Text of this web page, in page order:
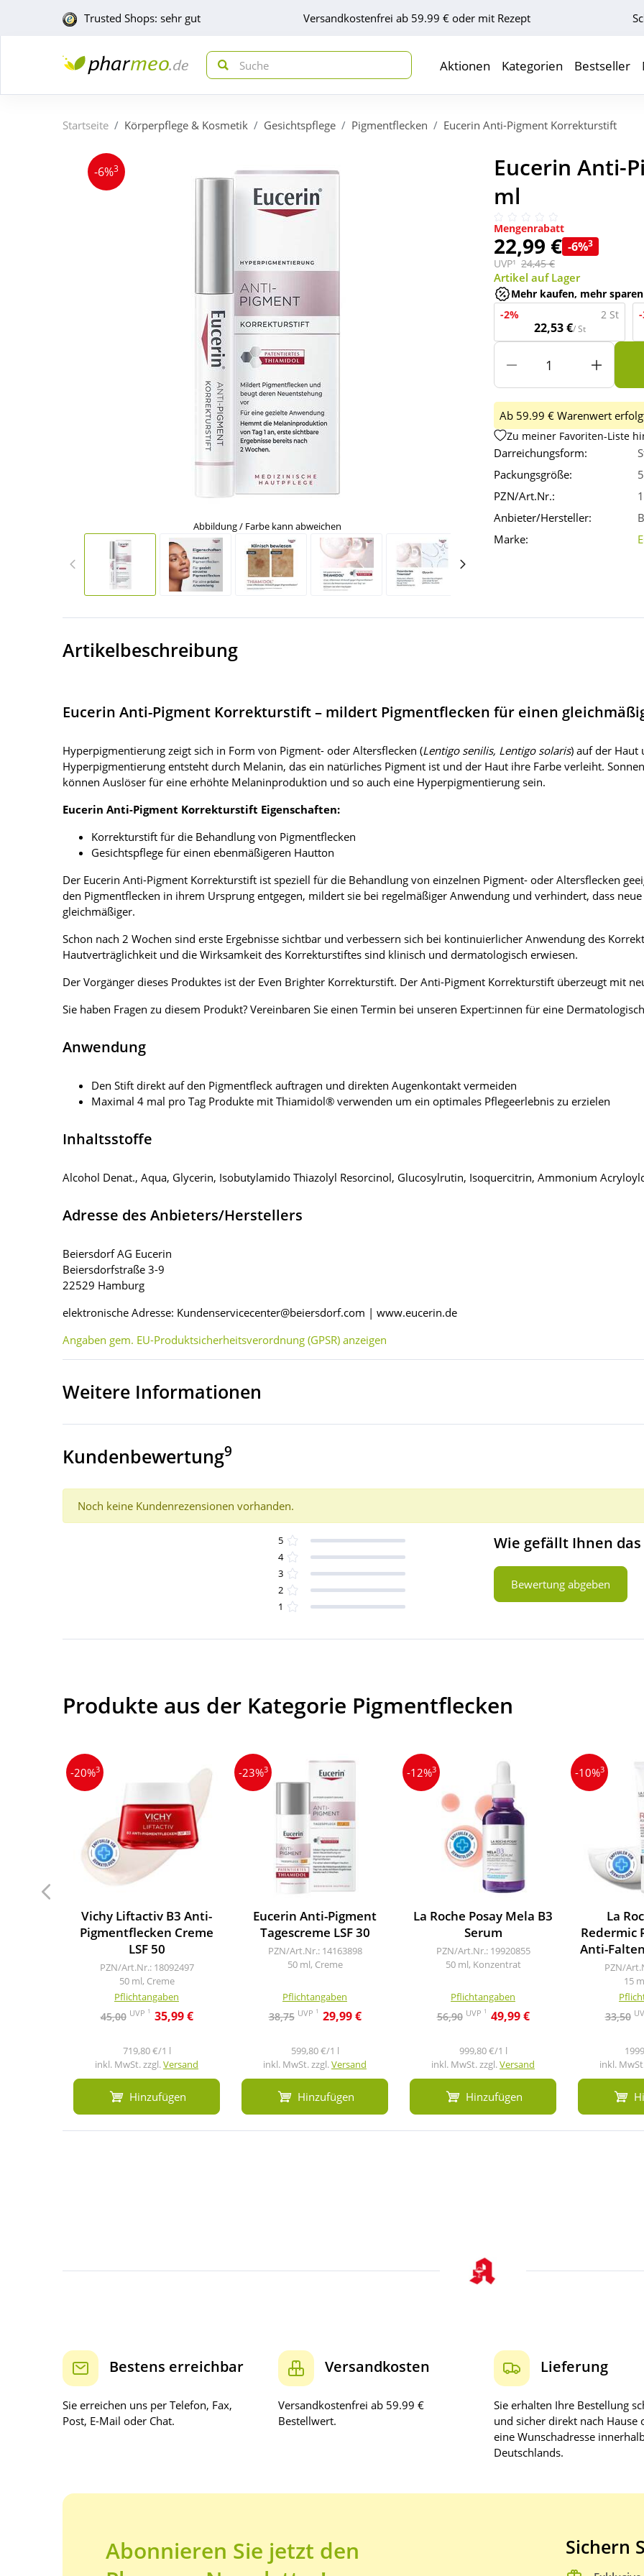
Trusted Shops: sehr gut Versandkostenfrei ab 59.99 € oder mit Rezept
Aktionen Kategorien Bestseller
Startseite Körperpflege & Kosmetik Gesichtspflege Pigmentflecken Eucerin Anti-Pigment Korrekturstift
-6%3
Abbildung / Farbe kann abweichen
Eucerin Anti-
ml
Mengenrabatt
22,99 € -6%3
UVP¹ 24,45 €
Artikel auf Lager
Mehr kaufen, mehr sparen
-2%
2 St
22,53 €/ St
Ab 59.99 € Warenwert
Zu meiner Favoriten-Liste
Darreichungsform:
Packungsgröße:
PZN/Art.Nr.:
Anbieter/Hersteller:
Marke:
Artikelbeschreibung
Eucerin Anti-Pigment Korrekturstift – mildert Pigmentflecken für einen
Hyperpigmentierung zeigt sich in Form von Pigment- oder Altersflecken (Lentigo senilis, Lentigo solaris) auf der Haut
Hyperpigmentierung entsteht durch Melanin, das ein natürliches Pigment ist und der Haut ihre Farbe verleiht.
können Auslöser für eine erhöhte Melaninproduktion und so auch eine Hyperpigmentierung sein.
Eucerin Anti-Pigment Korrekturstift Eigenschaften:
Korrekturstift für die Behandlung von Pigmentflecken
Gesichtspflege für einen ebenmäßigeren Hautton
Der Eucerin Anti-Pigment Korrekturstift ist speziell für die Behandlung von einzelnen Pigment- oder Altersflecken
den Pigmentflecken in ihrem Ursprung entgegen, mildert sie bei regelmäßiger Anwendung und verhindert, dass
gleichmäßiger.
Schon nach 2 Wochen sind erste Ergebnisse sichtbar und verbessern sich bei kontinuierlicher Anwendung des
Hautverträglichkeit und die Wirksamkeit des Korrekturstiftes sind klinisch und dermatologisch erwiesen.
Der Vorgänger dieses Produktes ist der Even Brighter Korrekturstift. Der Anti-Pigment Korrekturstift überzeugt mit
Sie haben Fragen zu diesem Produkt? Vereinbaren Sie einen Termin bei unseren Expert:innen für eine
Anwendung
Den Stift direkt auf den Pigmentfleck auftragen und direkten Augenkontakt vermeiden
Maximal 4 mal pro Tag Produkte mit Thiamidol® verwenden um ein optimales Pflegeerlebnis zu erzielen
Inhaltsstoffe
Alcohol Denat., Aqua, Glycerin, Isobutylamido Thiazolyl Resorcinol, Glucosylrutin, Isoquercitrin, Ammonium
Adresse des Anbieters/Herstellers
Beiersdorf AG Eucerin
Beiersdorfstraße 3-9
22529 Hamburg
elektronische Adresse: Kundenservicecenter@beiersdorf.com | www.eucerin.de
Angaben gem. EU-Produktsicherheitsverordnung (GPSR) anzeigen
Weitere Informationen
Kundenbewertung9
Noch keine Kundenrezensionen vorhanden.
5
4
3
2
1
Wie gefällt Ihnen
Bewertung abgeben
Produkte aus der Kategorie Pigmentflecken
-20%3
Vichy Liftactiv B3 Anti-
Pigmentflecken Creme
LSF 50
PZN/Art.Nr.: 18092497
50 ml, Creme
Pflichtangaben
45,00 UVP 1 35,99 €
719,80 €/1 l
inkl. MwSt. zzgl.Versand
Hinzufügen
-23%3
Eucerin Anti-Pigment
Tagescreme LSF 30
PZN/Art.Nr.: 14163898
50 ml, Creme
Pflichtangaben
38,75 UVP 1 29,99 €
599,80 €/1 l
inkl. MwSt. zzgl.Versand
Hinzufügen
-12%3
La Roche Posay Mela B3
Serum
PZN/Art.Nr.: 19920855
50 ml, Konzentrat
Pflichtangaben
56,90 UVP 1 49,99 €
999,80 €/1 l
inkl. MwSt. zzgl.Versand
Hinzufügen
-10%3
La
Redermic
Anti-
PZN/
15
33,50
inkl.
Bestens erreichbar
Sie erreichen uns per Telefon, Fax,
Post, E-Mail oder Chat.
Versandkosten
Versandkostenfrei ab 59.99 €
Bestellwert.
Lieferung
Sie erhalten Ihre Bestellung
und sicher direkt nach Hause
eine Wunschadresse
Deutschlands.
Abonnieren Sie jetzt den
Sichern